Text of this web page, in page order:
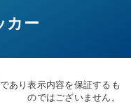
カー
あり表示内容を保証するも
のではございません。